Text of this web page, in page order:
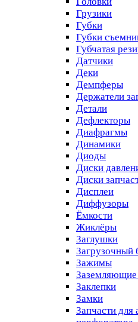
Грузики
Губки
Губки
Губчатая
Датчики
Деки
Демпферы
Держатели
Детали
Дефлекторы
Диафрагмы
Динамики
Диоды
Диски
Диски
Дисплеи
Диффузоры
Ёмкости
Жиклёры
Заглушки
Загрузочный
Зажимы
Заклепки
Замки
Запчасти для